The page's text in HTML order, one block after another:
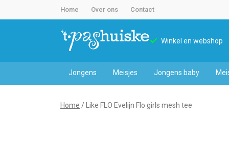
Home Over ons Contact
Winkel en webshop
Jongens Meisjes Jongens baby
Home Like FLO Evelijn Flo girls mesh tee